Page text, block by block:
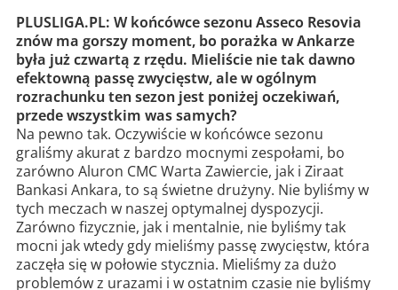
PLUSLIGA.PL: W końcówce sezonu Asseco Resovia
znów ma gorszy moment, bo porażka w Ankarze
była już czwartą z rzędu. Mieliście nie tak dawno
efektowną passę zwycięstw, ale w ogólnym
rozrachunku ten sezon jest poniżej oczekiwań,
przede wszystkim was samych?
Na pewno tak. Oczywiście w końcówce sezonu
graliśmy akurat z bardzo mocnymi zespołami, bo
zarówno Aluron CMC Warta Zawiercie, jak i Ziraat
Bankasi Ankara, to są świetne drużyny. Nie byliśmy w
tych meczach w naszej optymalnej dyspozycji.
Zarówno fizycznie, jak i mentalnie, nie byliśmy tak
mocni jak wtedy gdy mieliśmy passę zwycięstw, która
zaczęła się w połowie stycznia. Mieliśmy za dużo
problemów z urazami i w ostatnim czasie nie byliśmy